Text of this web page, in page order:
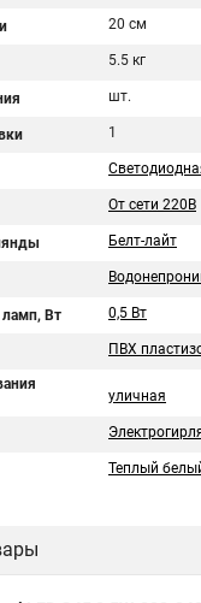
20 см
5.5 кг
шт.
1
От сети 220В
Белт-лайт
Вт 0,5 Вт
ПВХ
уличная
Теплый